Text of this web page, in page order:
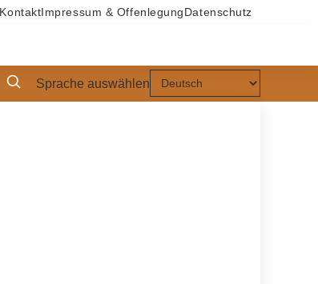
Kontakt Impressum & Offenlegung Datenschutz
Sprache auswählen